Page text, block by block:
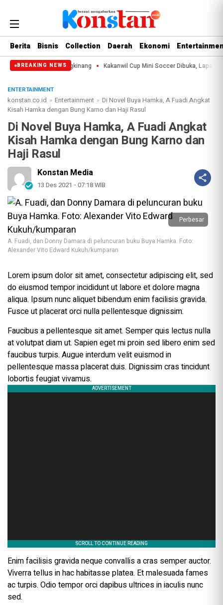
Berita Bisnis Collection Daerah Ekonomi
BREAKING NEWS
69 Riau di Bangkinang Kakanwil Cup Mini Soccer Dibuka, Lapas
ENTERTAINMENT
konstan.co.id » Entertainment » Di Novel Buya Hamka, A Fuadi Angkat
Kisah Hamka dengan Bung Karno dan Haji Rasul
Di Novel Buya Hamka, A Fuadi Angkat
Kisah Hamka dengan Bung Karno dan
Haji Rasul
Konstan Media
13 Des 2021 - 07:18 WIB
Perbesar
A. Fuadi, dan Donny Damara di peluncuran buku Buya Hamka. Foto:
Alexander Vito Edward Kukuh/kumparan
Lorem ipsum dolor sit amet, consectetur adipiscing elit, sed
do eiusmod tempor incididunt ut labore et dolore magna
aliqua. Ipsum nunc aliquet bibendum enim facilisis gravida.
Fusce ut placerat orci nulla pellentesque dignissim.
Faucibus a pellentesque sit amet. Semper quis lectus nulla
at volutpat diam ut. Sapien eget mi proin sed libero enim sed
faucibus turpis. Augue interdum velit euismod in
pellentesque massa placerat duis. Dignissim cras tincidunt
lobortis feugiat vivamus.
Enim facilisis gravida neque convallis a cras semper auctor.
Viverra tellus in hac habitasse platea. Et malesuada fames
ac turpis. Odio tempor orci dapibus ultrices in iaculis nunc
sed.